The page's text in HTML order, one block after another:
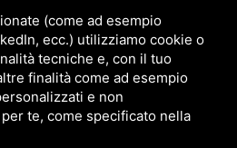
(come ad esempio
ecc.) utilizziamo cookie o
tecniche e, con il tuo
finalità come ad esempio
e non
te, come specificato nella